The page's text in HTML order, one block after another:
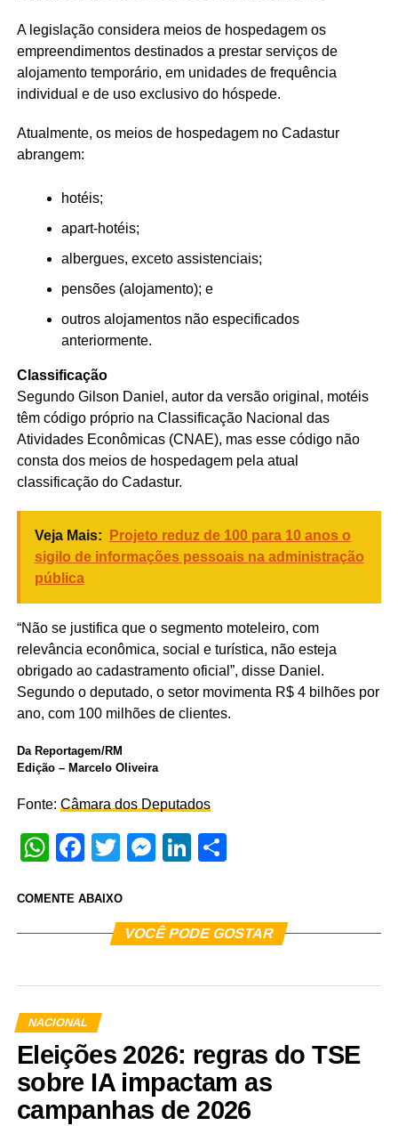
A legislação considera meios de hospedagem os
empreendimentos destinados a prestar serviços de
alojamento temporário, em unidades de frequência
individual e de uso exclusivo do hóspede.
Atualmente, os meios de hospedagem no Cadastur
abrangem:
hotéis;
apart-hotéis;
albergues, exceto assistenciais;
pensões (alojamento); e
outros alojamentos não especificados
anteriormente.
Classificação
Segundo Gilson Daniel, autor da versão original, motéis
têm código próprio na Classificação Nacional das
Atividades Econômicas (CNAE), mas esse código não
consta dos meios de hospedagem pela atual
classificação do Cadastur.
Veja Mais:
Projeto reduz de 100 para 10 anos o
sigilo de informações pessoais na administração
pública
“Não se justifica que o segmento moteleiro, com
relevância econômica, social e turística, não esteja
obrigado ao cadastramento oficial”, disse Daniel.
Segundo o deputado, o setor movimenta R$ 4 bilhões por
ano, com 100 milhões de clientes.
Da Reportagem/RM
Edição – Marcelo Oliveira
Fonte: Câmara dos Deputados
WhatsApp
Facebook
TwitterMessenger
LinkedIn
COMENTE ABAIXO
VOCÊ PODE GOSTAR
NACIONAL
Eleições 2026: regras do TSE
sobre IA impactam as
campanhas de 2026